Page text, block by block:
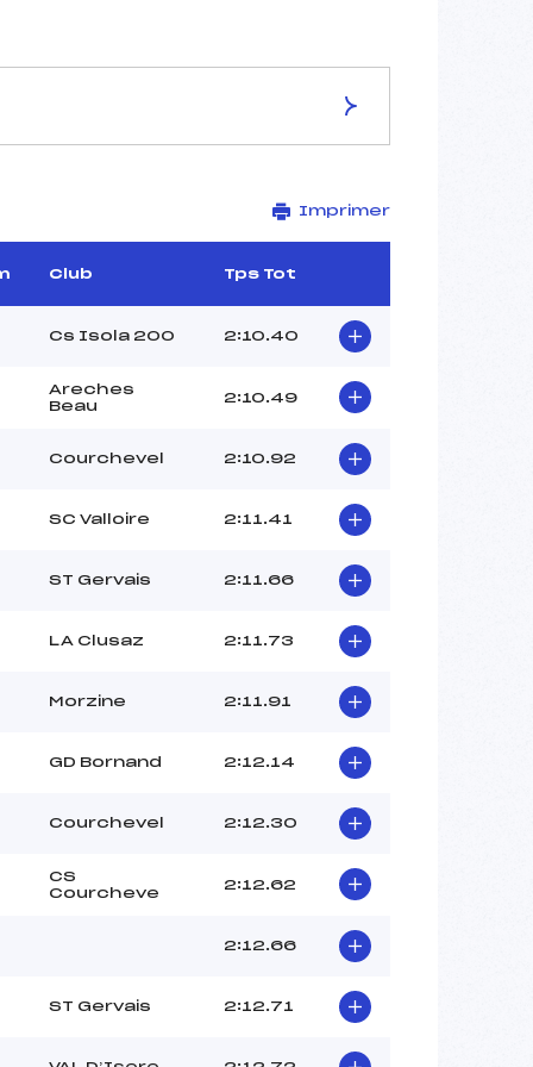
L'ETALE
1615
5181/122/9
HALLANT LYDIE (FRA)
MEROTTO DORIAN (FRA)
-1
Imprimer
Club Tps Tot
Cs Isola 200 2:10.40
Areches
Beau
2:10.49
Courchevel 2:10.92
SC Valloire 2:11.41
ST Gervais 2:11.66
LA Clusaz 2:11.73
Morzine 2:11.91
GD Bornand 2:12.14
Courchevel 2:12.30
CS
Courcheve
2:12.62
2:12.66
ST Gervais 2:12.71